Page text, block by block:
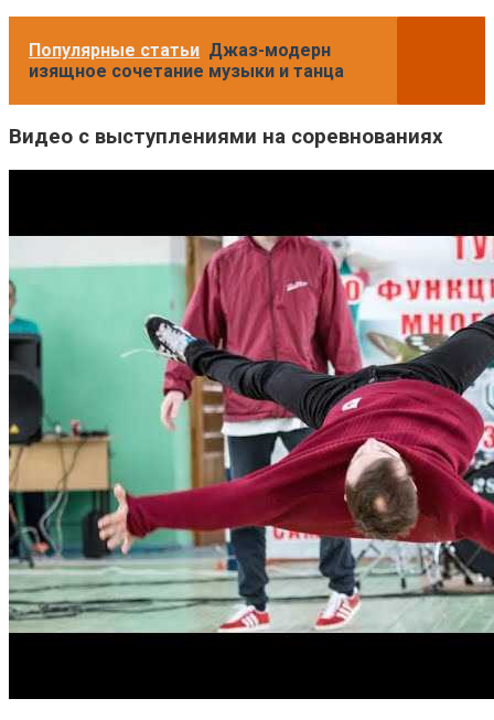
Популярные статьи Джаз-модерн
изящное сочетание музыки и танца
Видео с выступлениями на соревнованиях